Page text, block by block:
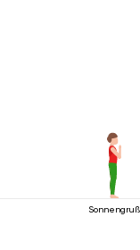
Sonnengruß